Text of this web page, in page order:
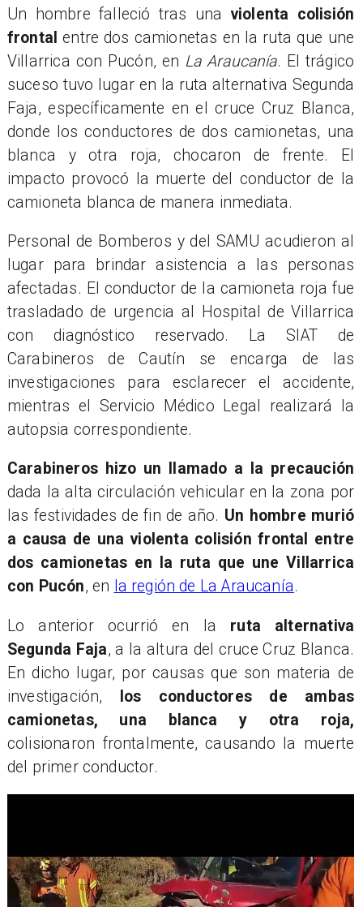
Un hombre falleció tras unaviolenta colisión
frontal entre dos camionetas en la ruta que une
Villarrica con Pucón, en La Araucanía. El trágico
suceso tuvo lugar en la ruta alternativa Segunda
Faja, específicamente en el cruce Cruz Blanca,
donde los conductores de dos camionetas, una
blanca y otra roja, chocaron de frente. El
impacto provocó la muerte del conductor de la
camioneta blanca de manera inmediata.
Personal de Bomberos y del SAMU acudieron al
lugar para brindar asistencia a las personas
afectadas. El conductor de la camioneta roja fue
trasladado de urgencia al Hospital de Villarrica
con diagnóstico reservado. La SIAT de
Carabineros de Cautín se encarga de las
investigaciones para esclarecer el accidente,
mientras el Servicio Médico Legal realizará la
autopsia correspondiente.
Carabineros hizo un llamado a la precaución
dada la alta circulación vehicular en la zona por
las festividades de fin de año. Un hombre murió
a causa de una violenta colisión frontal entre
dos camionetas en la ruta que une Villarrica
con Pucón, en la región de La Araucanía.
Lo anterior ocurrió en la ruta alternativa
Segunda Faja, a la altura del cruce Cruz Blanca.
En dicho lugar, por causas que son materia de
investigación,
los conductores de ambas
camionetas, una blanca y otra roja,
colisionaron frontalmente, causando la muerte
del primer conductor.